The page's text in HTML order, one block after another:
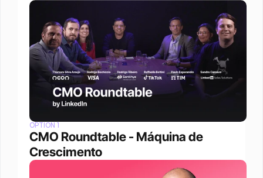
OPTION 1
CMO Roundtable - Máquina de
Crescimento